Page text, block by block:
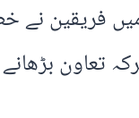
فریقین نے
تعاون بڑھانے